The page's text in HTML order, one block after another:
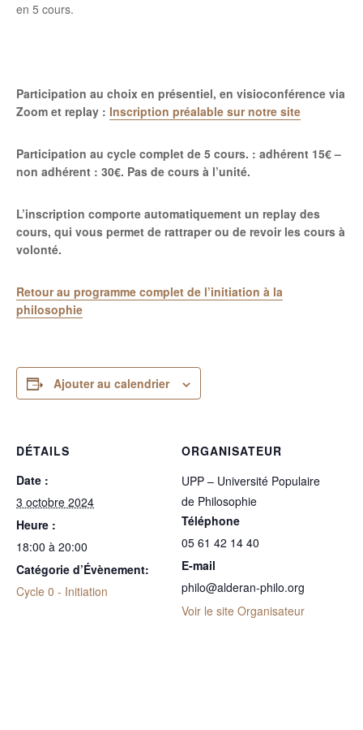
en 5 cours.
Participation au choix en présentiel, en visioconférence via
Zoom et replay : Inscription préalable sur notre site
Participation au cycle complet de 5 cours. : adhérent 15€ –
non adhérent : 30€. Pas de cours à l’unité.
L’inscription comporte automatiquement un replay des
cours, qui vous permet de rattraper ou de revoir les cours à
volonté.
Retour au programme complet de l’initiation à la
philosophie
Ajouter au calendrier
DÉTAILS
Date :
3 octobre 2024
Heure :
18:00 à 20:00
Catégorie d’Évènement:
Cycle 0 - Initiation
ORGANISATEUR
UPP – Université Populaire
de Philosophie
Téléphone
05 61 42 14 40
E-mail
philo@alderan-philo.org
Voir le site Organisateur